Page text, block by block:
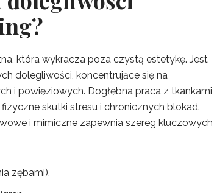
która wykracza poza czystą estetykę. Jest
dolegliwości, koncentrujące się na
i powięziowych. Dogłębna praca z tkankami
skutki stresu i chronicznych blokad.
i mimiczne zapewnia szereg kluczowych
zębami),